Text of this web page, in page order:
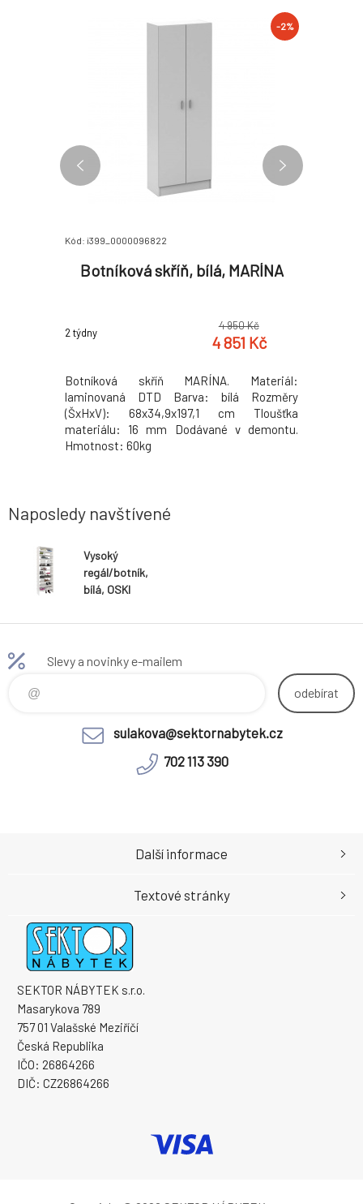
-2%
Kód: i399_0000096822
Botníková skříň, bílá, MARÍNA
2 týdny
4 950 Kč
4 851 Kč
Botníková skříň MARÍNA. Materiál:
laminovaná DTD Barva: bílá Rozměry
(ŠxHxV): 68x34,9x197,1 cm Tloušťka
materiálu: 16 mm Dodávané v demontu.
Hmotnost: 60kg
Naposledy navštívené
Vysoký
regál/botník,
bílá, OSKI
Slevy a novinky e-mailem
odebírat
sulakova@sektornabytek.cz
702 113 390
SEKTOR NÁBYTEK s.r.o.
Masarykova 789
757 01 Valašské Meziříčí
Česká Republika
IČO: 26864266
DIČ: CZ26864266
Další informace
Textové stránky